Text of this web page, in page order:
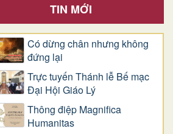
TIN MỚI
Có dừng chân nhưng không
đứng lại
Trực tuyến Thánh lễ Bế mạc
Đại Hội Giáo Lý
Thông điệp Magnifica
Humanitas